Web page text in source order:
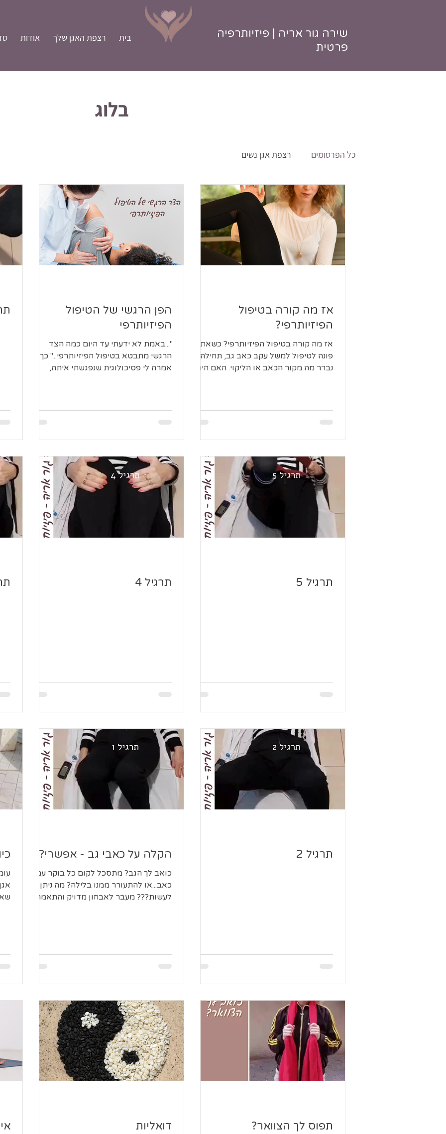
בית רצפת האגן שלך אודות
שירה גור אריה | פיזיותרפיה
פרטית
בלוג
כל הפרסומים רצפת אגן נשים
אז מה קורה בטיפול
הפיזיותרפי?
אז מה קורה בטיפול הפיזיותרפי? כשאת
פונה לטיפול למשל עקב כאב גב, תחילה
נברר מה מקור הכאב או הליקוי. האם היה
הפן הרגשי של הטיפול
הפיזיותרפי
"...באמת לא ידעתי עד היום כמה הצד
הרגשי מתבטא בטיפול הפיזיותרפי..." כך
אמרה לי פסיכולוגית שנפגשתי איתה,
תרגיל 5 תרגיל 4
תרגיל 2 הקלה על כאבי גב - אפשרי?
כואב לך הגב? מתסכל לקום כל בוקר עם
כאב...או להתעורר ממנו בלילה? מה ניתן
לעשות??? מעבר לאבחון מדויק והתאמה
תפוס לך הצוואר? דואליות